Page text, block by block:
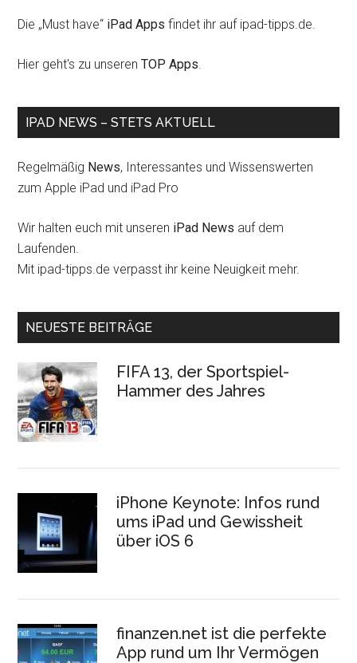
Die „Must have“ iPad Apps findet ihr auf ipad-tipps.de.
Hier geht's zu unserenTOP Apps.
IPAD NEWS – STETS AKTUELL
Regelmäßig News, Interessantes und Wissenswerten
zum Apple iPad und iPad Pro
Wir halten euch mit unseren iPad News auf dem
Laufenden.
Mit ipad-tipps.de verpasst ihr keine Neuigkeit mehr.
NEUESTE BEITRÄGE
FIFA 13, der Sportspiel-
Hammer des Jahres
iPhone Keynote: Infos rund
ums iPad und Gewissheit
über iOS 6
finanzen.net ist die perfekte
App rund um Ihr Vermögen